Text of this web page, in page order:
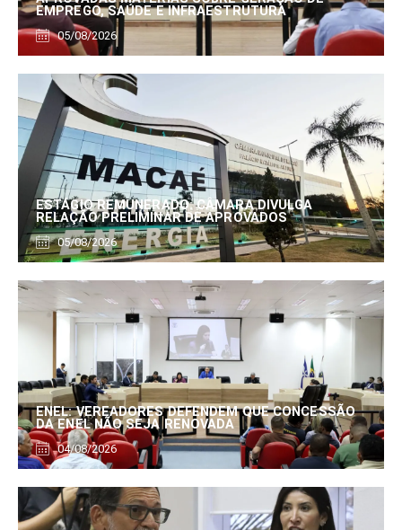
EMPREGO, SAÚDE E INFRAESTRUTURA
05/08/2026
ESTÁGIO REMUNERADO: CÂMARA DIVULGA
RELAÇÃO PRELIMINAR DE APROVADOS
05/08/2026
ENEL: VEREADORES DEFENDEM QUE CONCESSÃO
DA ENEL NÃO SEJA RENOVADA
04/08/2026